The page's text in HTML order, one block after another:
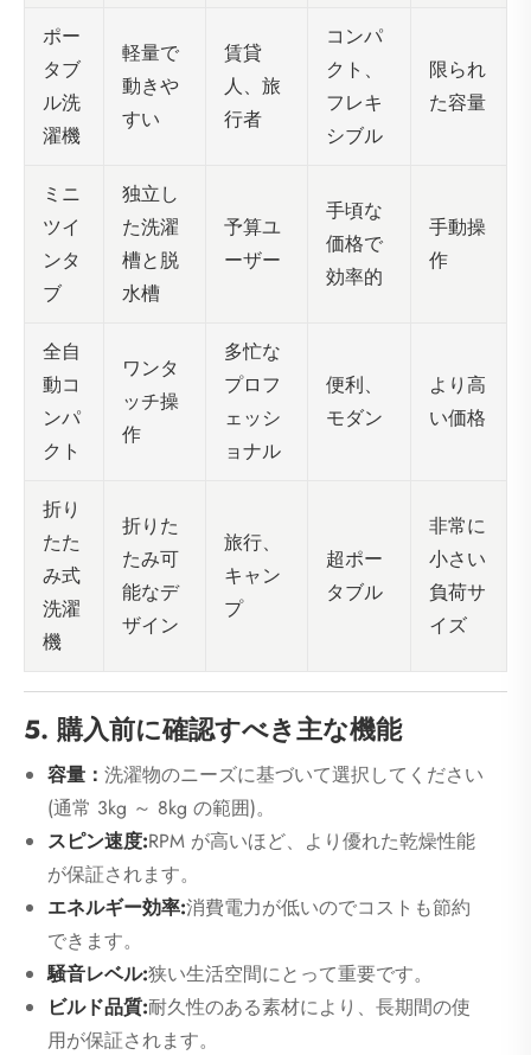
ポー
タブ
ル洗
濯機
軽量で
動きや
すい
賃貸
人、旅
行者
コンパ
クト、
フレキ
シブル
限られ
た容量
ミニ
ツイ
ンタ
ブ
独立し
た洗濯
槽と脱
水槽
予算ユ
ーザー
手頃な
価格で
効率的
手動操
作
全自
動コ
ンパ
クト
ワンタ
ッチ操
作
多忙な
プロフ
ェッシ
ョナル
便利、
モダン
より高
い価格
折り
たた
み式
洗濯
機
折りた
たみ可
能なデ
ザイン
旅行、
キャン
プ
超ポー
タブル
非常に
小さい
負荷サ
イズ
5. 購入前に確認すべき主な機能
容量： 洗濯物のニーズに基づいて選択してください
(通常 3kg ～ 8kg の範囲)。
スピン速度:RPM が高いほど、より優れた乾燥性能
が保証されます。
エネルギー効率:消費電力が低いのでコストも節約
できます。
騒音レベル:狭い生活空間にとって重要です。
ビルド品質:耐久性のある素材により、長期間の使
用が保証されます。